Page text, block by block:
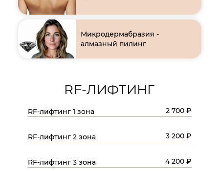
Микродермабразия -
алмазный пилинг
RF-ЛИФТИНГ
RF-лифтинг 1 зона 2 700 ₽
RF-лифтинг 2 зона 3 200 ₽
RF-лифтинг 3 зона 4 200 ₽